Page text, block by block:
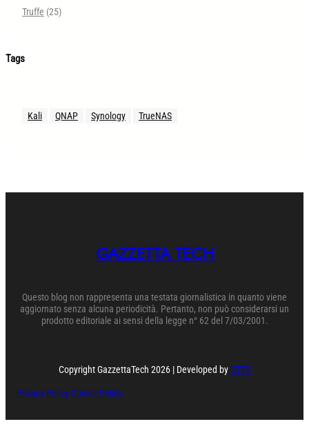
Truffe (25)
Tags
Kali QNAP Synology TrueNAS
GAZZETTA TECH
Questo blog non rappresenta una testata giornalistica in quanto viene
aggiornato senza alcuna periodicità. Pertanto, non può considerarsi un
prodotto editoriale ai sensi della legge n° 62 del 7/03/2001.
Copyright GazzettaTech 2026 | Developed byOTTS
Privacy PolicyCookie Policy